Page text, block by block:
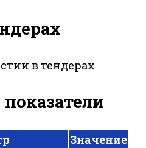
в тендерах
Значение